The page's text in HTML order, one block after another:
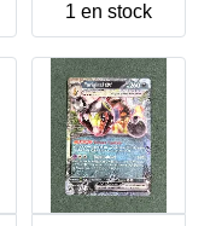
1 en stock